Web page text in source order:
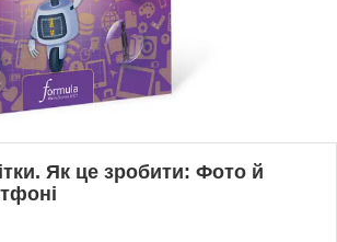
Як це зробити: Фото й